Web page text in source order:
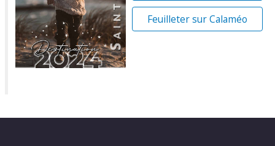
Feuilleter sur Calaméo